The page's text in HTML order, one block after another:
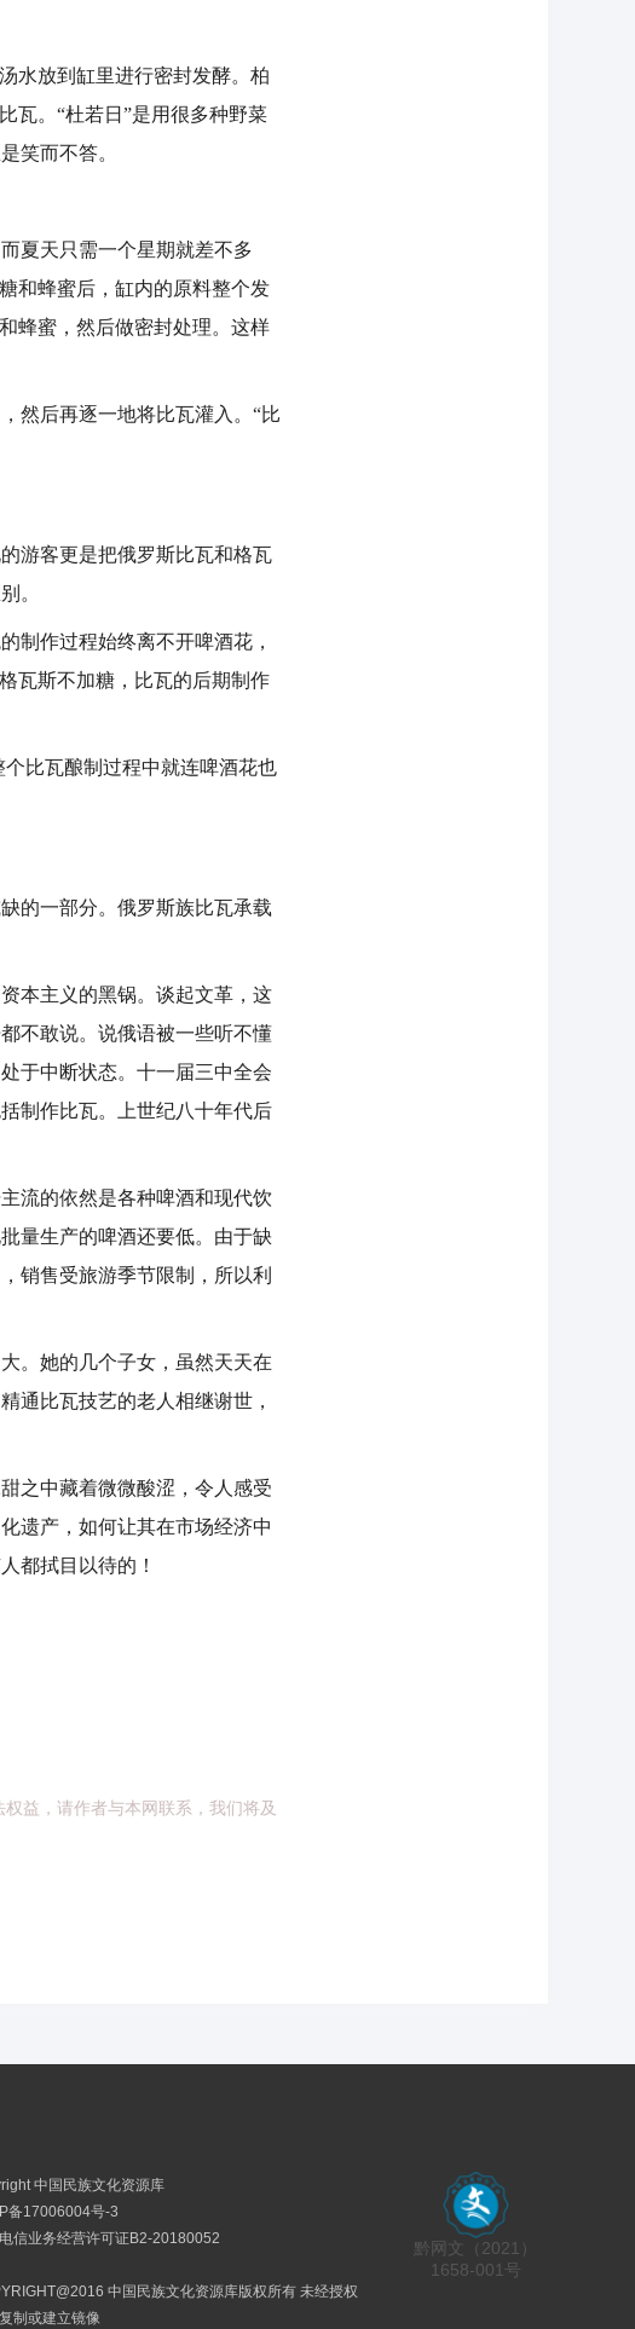
水放到缸里进行密封发酵。柏
瓦。“杜若日”是用很多种野菜
笑而不答。
夏天只需一个星期就差不多
和蜂蜜后，缸内的原料整个发
蜂蜜，然后做密封处理。这样
后再逐一地将比瓦灌入。“比
游客更是把俄罗斯比瓦和格瓦
。
作过程始终离不开啤酒花，
瓦斯不加糖，比瓦的后期制作
比瓦酿制过程中就连啤酒花也
的一部分。俄罗斯族比瓦承载
本主义的黑锅。谈起文革，这
不敢说。说俄语被一些听不懂
于中断状态。十一届三中全会
制作比瓦。上世纪八十年代后
流的依然是各种啤酒和现代饮
量生产的啤酒还要低。由于缺
销售受旅游季节限制，所以利
。她的几个子女，虽然天天在
通比瓦技艺的老人相继谢世，
之中藏着微微酸涩，令人感受
遗产，如何让其在市场经济中
都拭目以待的！
益，请作者与本网联系，我们将及
中国民族文化资源库
备17006004号-3
信业务经营许可证B2-20180052
中国民族文化资源库版权所有 未经授权
制或建立镜像
黔网文（2021）
1658-001号